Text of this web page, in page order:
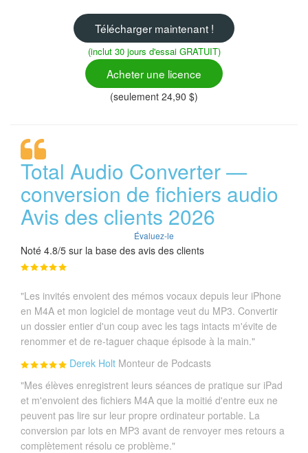
Télécharger maintenant !
(inclut 30 jours d'essai GRATUIT)
Acheter une licence
(seulement 24,90 $)
Total Audio Converter —
conversion de fichiers audio
Avis des clients 2026
Évaluez-le
Noté 4.8/5 sur la base des avis des clients
"Les invités envoient des mémos vocaux depuis leur iPhone
en M4A et mon logiciel de montage veut du MP3. Convertir
un dossier entier d'un coup avec les tags intacts m'évite de
renommer et de re-taguer chaque épisode à la main."
Derek Holt Monteur de Podcasts
"Mes élèves enregistrent leurs séances de pratique sur iPad
et m'envoient des fichiers M4A que la moitié d'entre eux ne
peuvent pas lire sur leur propre ordinateur portable. La
conversion par lots en MP3 avant de renvoyer mes retours a
complètement résolu ce problème."